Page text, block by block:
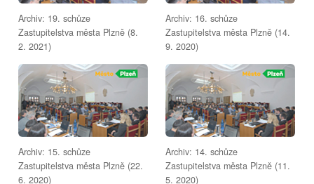
Archiv: 19. schůze
Zastupitelstva města Plzně (8.
2. 2021)
Archiv: 16. schůze
Zastupitelstva města Plzně (14.
9. 2020)
Archiv: 15. schůze
Zastupitelstva města Plzně (22.
6. 2020)
Archiv: 14. schůze
Zastupitelstva města Plzně (11.
5. 2020)